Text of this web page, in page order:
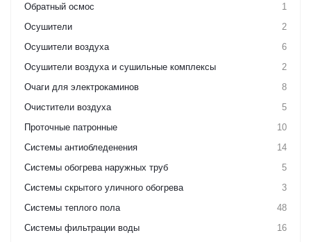
Обратный осмос
1
Осушители
2
Осушители воздуха
6
Осушители воздуха и сушильные комплексы
2
Очаги для электрокаминов
8
Очистители воздуха
5
Проточные патронные
10
Системы антиобледенения
14
Системы обогрева наружных труб
5
Системы скрытого уличного обогрева
3
Системы теплого пола
48
Системы фильтрации воды
16